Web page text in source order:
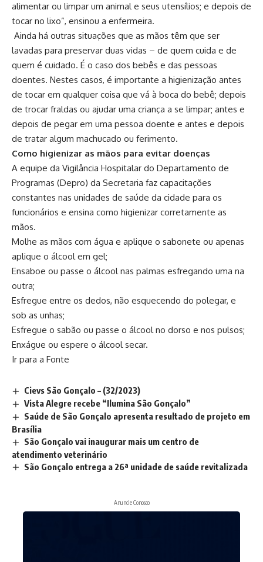
alimentar ou limpar um animal e seus utensílios; e depois de
tocar no lixo”, ensinou a enfermeira.
Ainda há outras situações que as mãos têm que ser
lavadas para preservar duas vidas – de quem cuida e de
quem é cuidado. É o caso dos bebês e das pessoas
doentes. Nestes casos, é importante a higienização antes
de tocar em qualquer coisa que vá à boca do bebê; depois
de trocar fraldas ou ajudar uma criança a se limpar; antes e
depois de pegar em uma pessoa doente e antes e depois
de tratar algum machucado ou ferimento.
Como higienizar as mãos para evitar doenças
A equipe da Vigilância Hospitalar do Departamento de
Programas (Depro) da Secretaria faz capacitações
constantes nas unidades de saúde da cidade para os
funcionários e ensina como higienizar corretamente as
mãos.
Molhe as mãos com água e aplique o sabonete ou apenas
aplique o álcool em gel;
Ensaboe ou passe o álcool nas palmas esfregando uma na
outra;
Esfregue entre os dedos, não esquecendo do polegar, e
sob as unhas;
Esfregue o sabão ou passe o álcool no dorso e nos pulsos;
Enxágue ou espere o álcool secar.
Ir para a Fonte
Cievs São Gonçalo – (32/2023)
Vista Alegre recebe “Ilumina São Gonçalo”
Saúde de São Gonçalo apresenta resultado de projeto em
Brasília
São Gonçalo vai inaugurar mais um centro de
atendimento veterinário
São Gonçalo entrega a 26ª unidade de saúde revitalizada
Anuncie Conosco